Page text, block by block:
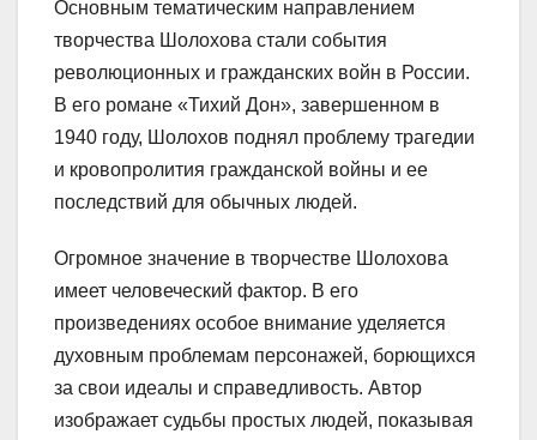
Основным тематическим направлением
творчества Шолохова стали события
революционных и гражданских войн в России.
В его романе «Тихий Дон», завершенном в
1940 году, Шолохов поднял проблему трагедии
и кровопролития гражданской войны и ее
последствий для обычных людей.
Огромное значение в творчестве Шолохова
имеет человеческий фактор. В его
произведениях особое внимание уделяется
духовным проблемам персонажей, борющихся
за свои идеалы и справедливость. Автор
изображает судьбы простых людей, показывая